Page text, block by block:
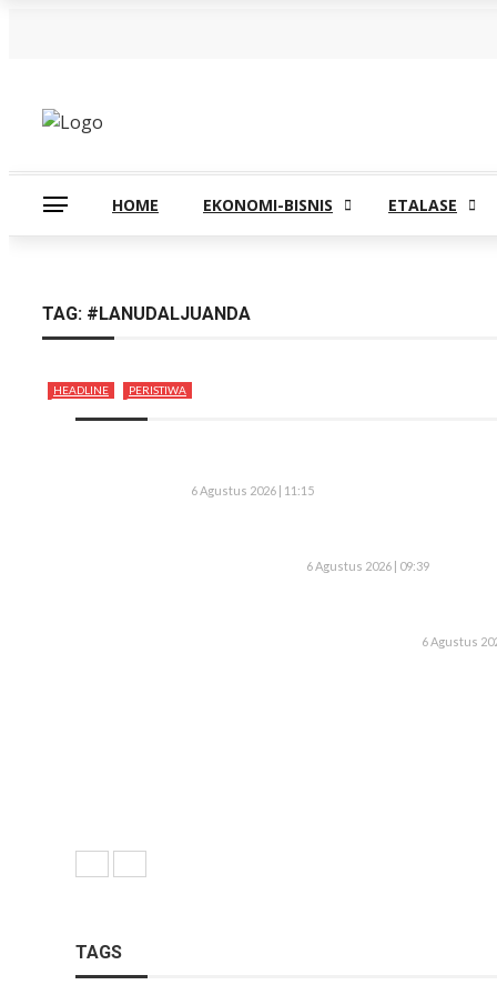
HOME EKONOMI-BISNIS ETALASE
TAG: #LANUDALJUANDA
HEADLINE PERISTIWA
6 Agustus 2026 | 11:15
6 Agustus 2026 | 09:39
6 Agustus
TAGS